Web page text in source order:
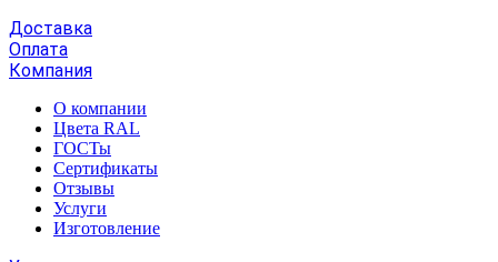
Доставка
Оплата
Компания
О компании
Цвета RAL
ГОСТы
Сертификаты
Отзывы
Услуги
Изготовление